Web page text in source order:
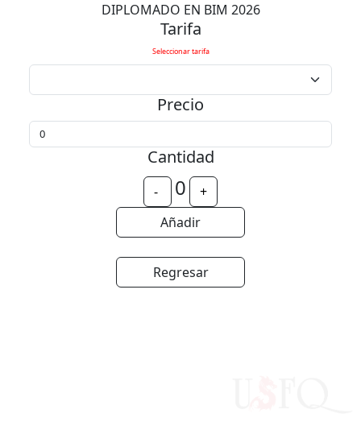
DIPLOMADO EN BIM 2026
Tarifa
Seleccionar tarifa
Precio
Cantidad
0